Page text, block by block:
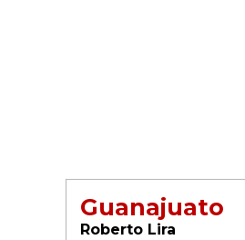
Guanajuato
Roberto Lira